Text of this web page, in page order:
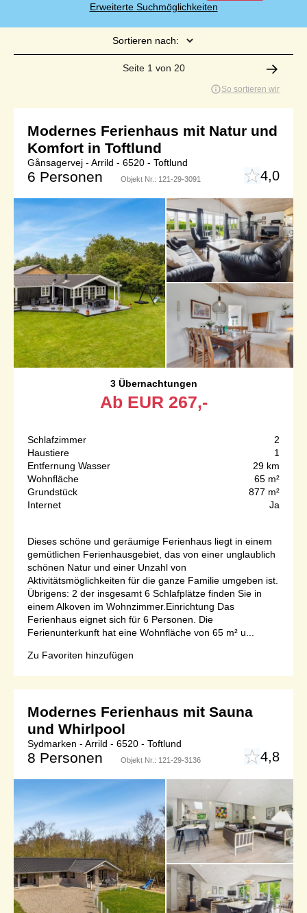
Erweiterte Suchmöglichkeiten
Sortieren nach:
Seite 1 von 20
So sortieren wir
Modernes Ferienhaus mit Natur und
Komfort in Toftlund
Gånsagervej - Arrild - 6520 - Toftlund
6 Personen Objekt Nr.: 121-29-3091 4,0
3 Übernachtungen
Ab EUR 267,-
Schlafzimmer
2
Haustiere
1
Entfernung Wasser
29 km
Wohnfläche
65 m²
Grundstück
877 m²
Internet
Ja
Dieses schöne und geräumige Ferienhaus liegt in einem
gemütlichen Ferienhausgebiet, das von einer unglaublich
schönen Natur und einer Unzahl von
Aktivitätsmöglichkeiten für die ganze Familie umgeben ist.
Übrigens: 2 der insgesamt 6 Schlafplätze finden Sie in
einem Alkoven im Wohnzimmer.Einrichtung Das
Ferienhaus eignet sich für 6 Personen. Die
Ferienunterkunft hat eine Wohnfläche von 65 m² u...
Zu Favoriten hinzufügen
Modernes Ferienhaus mit Sauna
und Whirlpool
Sydmarken - Arrild - 6520 - Toftlund
8 Personen Objekt Nr.: 121-29-3136 4,8